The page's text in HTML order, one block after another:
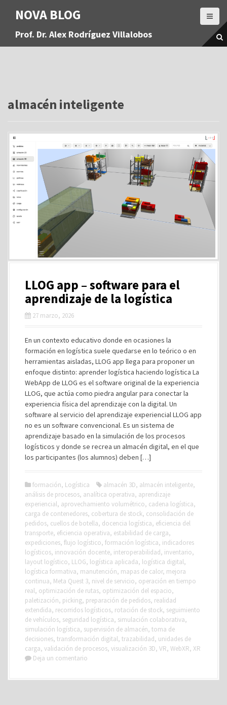
a
NOVA BLOG
Prof. Dr. Alex Rodríguez Villalobos
almacén inteligente
LLOG app – software para el
aprendizaje de la logística
27 marzo, 2026
En un contexto educativo donde en ocasiones la
formación en logística suele quedarse en lo teórico o en
herramientas aisladas, LLOG app llega para proponer un
enfoque distinto: aprender logística haciendo logística La
WebApp de LLOG es el software original de la experiencia
LLOG, que actúa como piedra angular para conectar la
experiencia física del aprendizaje con la digital. Un
software al servicio del aprendizaje experiencial LLOG app
no es un software convencional. Es un sistema de
aprendizaje basado en la simulación de los procesos
logísticos y donde se recrea un almacén digital, en el que
los participantes (los alumnos) deben […]
formación, Logística almacén 3D, almacén inteligente,
análisis de procesos, analítica operativa, aprendizaje
experiencial, aprovechamiento volumétrico, cadena logística,
carga de contenedores, cobertura de stock, consolidación de
pedidos, cuellos de botella, docencia logística, eficiencia del
transporte, eficiencia operativa, estabilidad de carga,
expediciones, flujo logístico, formación logística, indicadores
logísticos, innovación docente, interoperabilidad, inventario,
layout logístico, LLOG, logística aplicada, logística digital,
logística formativa, manutención, mapas de calor, mejora
continua, Meta Quest 3, nivel de servicio, operación en tiempo
real, optimización de rutas, optimización del espacio,
paletización, picking, preparación de pedidos, realidad
extendida, recorridos logísticos, rotación de stock, seguimiento
de vehículos, seguridad logística, simulación colaborativa,
simulación logística, supervisión de almacén, toma de
decisiones, transformación digital, trazabilidad, unidades de
carga, validación de procesos, visualización 3D, VR, WebXR, XR
Deja un comentario